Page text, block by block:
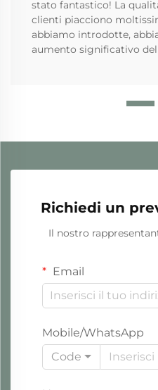
stato fantastico! La
clienti piacciono
abbiamo introdotte,
aumento significativo
Richiedi un
Il nostro
Email
Mobile/WhatsApp
Code